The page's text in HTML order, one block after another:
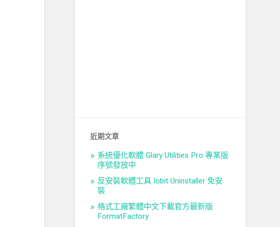
近期文章
系統優化軟體 Glary Utilities Pro 專業版
序號發放中
反安裝軟體工具 Iobit Uninstaller 免安
裝
格式工廠繁體中文下載官方最新版
FormatFactory